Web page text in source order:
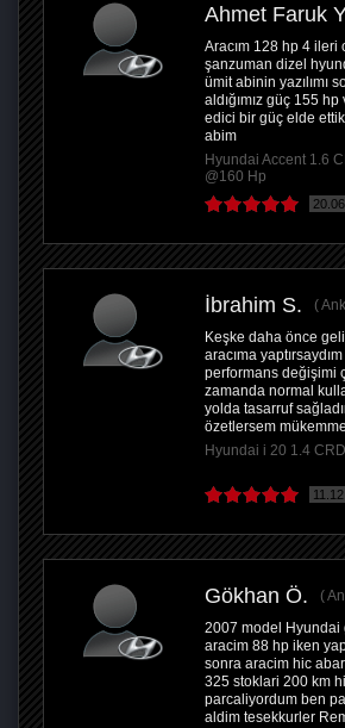
Ahmet Faruk
Aracım 128 hp 4 ileri
şanzuman dizel
ümit abinin yazılımı
aldığımız güç 155
edici bir güç elde
abim
Hyundai Accent 1.6
@160 Hp
İbrahim S.
Keşke daha önce
aracıma
performans değişimi
zamanda normal
yolda tasarruf
özetlersem mükemmel
Hyundai i 20 1.4
Gökhan Ö.
2007 model Hyundai
aracim 88 hp iken
sonra aracim hic
325 stoklari 200 km
parcaliyordum ben
aldim tesekkurler